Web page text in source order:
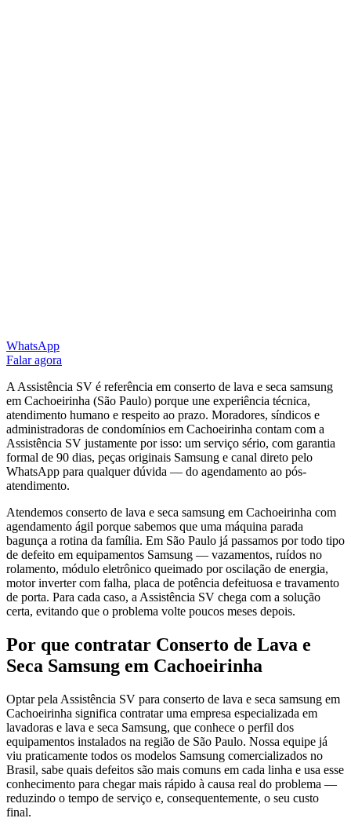
WhatsApp
Falar agora
A Assistência SV é referência em conserto de lava e seca samsung
em Cachoeirinha (São Paulo) porque une experiência técnica,
atendimento humano e respeito ao prazo. Moradores, síndicos e
administradoras de condomínios em Cachoeirinha contam com a
Assistência SV justamente por isso: um serviço sério, com garantia
formal de 90 dias, peças originais Samsung e canal direto pelo
WhatsApp para qualquer dúvida — do agendamento ao pós-
atendimento.
Atendemos conserto de lava e seca samsung em Cachoeirinha com
agendamento ágil porque sabemos que uma máquina parada
bagunça a rotina da família. Em São Paulo já passamos por todo tipo
de defeito em equipamentos Samsung — vazamentos, ruídos no
rolamento, módulo eletrônico queimado por oscilação de energia,
motor inverter com falha, placa de potência defeituosa e travamento
de porta. Para cada caso, a Assistência SV chega com a solução
certa, evitando que o problema volte poucos meses depois.
Por que contratar Conserto de Lava e
Seca Samsung em Cachoeirinha
Optar pela Assistência SV para conserto de lava e seca samsung em
Cachoeirinha significa contratar uma empresa especializada em
lavadoras e lava e seca Samsung, que conhece o perfil dos
equipamentos instalados na região de São Paulo. Nossa equipe já
viu praticamente todos os modelos Samsung comercializados no
Brasil, sabe quais defeitos são mais comuns em cada linha e usa esse
conhecimento para chegar mais rápido à causa real do problema —
reduzindo o tempo de serviço e, consequentemente, o seu custo
final.